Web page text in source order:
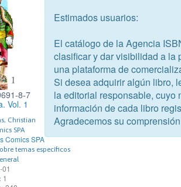
8-7
Vol. 1
Christian
SPA
Comics SPA
temas específicos
1
Estimados usuarios:
El catálogo de la Agencia
clasificar y dar visibilidad a la
una plataforma de
Si desea adquirir algún libro,
la editorial responsable, cuyo
información de cada libro
Agradecemos su